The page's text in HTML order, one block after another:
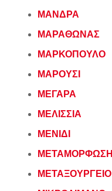
ΜΑΝΔΡΑ
ΜΑΡΑΘΩΝΑΣ
ΜΑΡΚΟΠΟΥΛΟ
ΜΑΡΟΥΣΙ
ΜΕΓΑΡΑ
ΜΕΛΙΣΣΙΑ
ΜΕΝΙΔΙ
ΜΕΤΑΜΟΡΦΩΣΗ
ΜΕΤΑΞΟΥΡΓΕΙΟ